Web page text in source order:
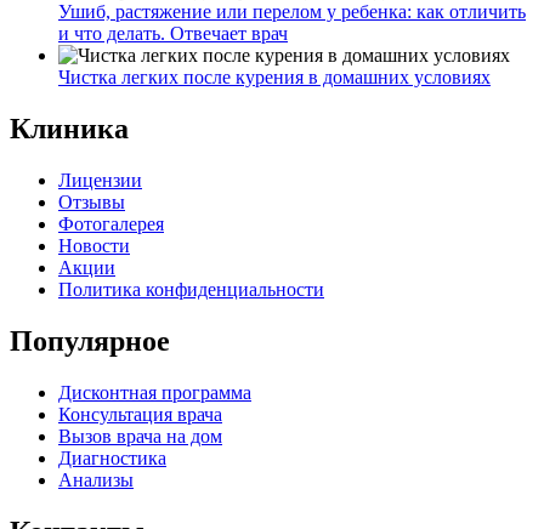
Ушиб, растяжение или перелом у ребенка: как отличить
и что делать. Отвечает врач
Чистка легких после курения в домашних условиях
Клиника
Лицензии
Отзывы
Фотогалерея
Новости
Акции
Политика конфиденциальности
Популярное
Дисконтная программа
Консультация врача
Вызов врача на дом
Диагностика
Анализы